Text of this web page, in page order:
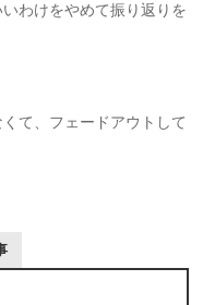
わけをやめて振り返りを
て、フェードアウトして